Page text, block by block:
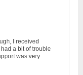
I received
a bit of trouble
was very